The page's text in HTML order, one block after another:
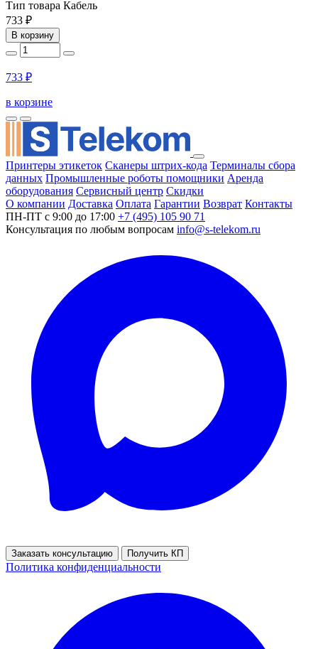
Тип товара Кабель
733 ₽
В корзину
733 ₽
в корзине
Принтеры этикеток Сканеры штрих-кода Терминалы сбора
данных Промышленные роботы помощники Аренда
оборудования Сервисный центр Скидки
О компании Доставка Оплата Гарантии Возврат Контакты
ПН-ПТ с 9:00 до 17:00 +7 (495) 105 90 71
Консультация по любым вопросам info@s-telekom.ru
Заказать консультацию Получить КП
Политика конфиденциальности